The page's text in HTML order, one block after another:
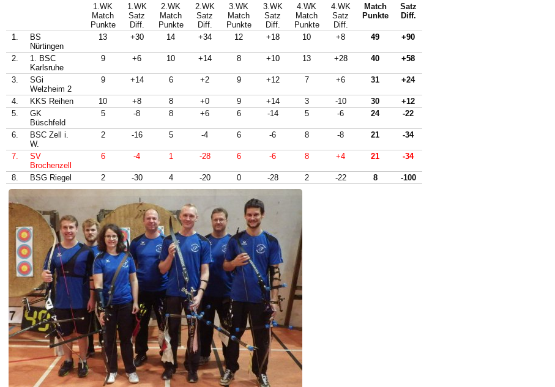
1.WK
Match
Punkte
1.WK
Satz
Diff.
2.WK
Match
Punkte
2.WK
Satz
Diff.
3.WK
Match
Punkte
3.WK
Satz
Diff.
4.WK
Match
Punkte
4.WK
Satz
Diff.
Match
Punkte
Satz
Diff.
1.
BS
Nürtingen
13 +30 14 +34 12 +18 10 +8 49 +90
2.
1. BSC
Karlsruhe
9 +6 10 +14 8 +10 13 +28 40 +58
3.
SGi
Welzheim 2
9 +14 6 +2 9 +12 7 +6 31 +24
4. KKS Reihen 10 +8 8 +0 9 +14 3 -10 30
+12
5.
GK
Büschfeld
5 -8 8 +6 6 -14 5 -6 24 -22
6.
BSC Zell i.
W.
2 -16 5 -4 6 -6 8 -8 21 -34
7.
SV
Brochenzell
6 -4 1 -28 6 -6 8 +4 21 -34
8. BSG Riegel 2 -30 4 -20 0 -28 2 -22 8 -100